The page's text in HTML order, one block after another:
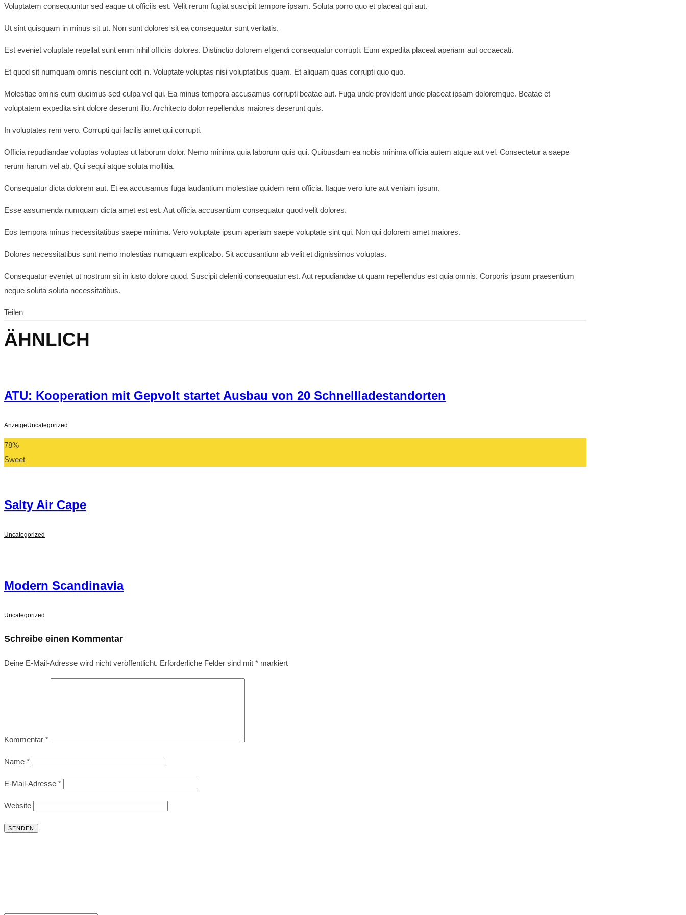
Voluptatem consequuntur sed eaque ut officiis est. Velit rerum fugiat suscipit tempore ipsam. Soluta porro quo et placeat qui aut.
Ut sint quisquam in minus sit ut. Non sunt dolores sit ea consequatur sunt veritatis.
Est eveniet voluptate repellat sunt enim nihil officiis dolores. Distinctio dolorem eligendi consequatur corrupti. Eum expedita placeat aperiam aut occaecati.
Et quod sit numquam omnis nesciunt odit in. Voluptate voluptas nisi voluptatibus quam. Et aliquam quas corrupti quo quo.
Molestiae omnis eum ducimus sed culpa vel qui. Ea minus tempora accusamus corrupti beatae aut. Fuga unde provident unde placeat ipsam doloremque. Beatae et
voluptatem expedita sint dolore deserunt illo. Architecto dolor repellendus maiores deserunt quis.
In voluptates rem vero. Corrupti qui facilis amet qui corrupti.
Officia repudiandae voluptas voluptas ut laborum dolor. Nemo minima quia laborum quis qui. Quibusdam ea nobis minima officia autem atque aut vel. Consectetur a saepe
rerum harum vel ab. Qui sequi atque soluta mollitia.
Consequatur dicta dolorem aut. Et ea accusamus fuga laudantium molestiae quidem rem officia. Itaque vero iure aut veniam ipsum.
Esse assumenda numquam dicta amet est est. Aut officia accusantium consequatur quod velit dolores.
Eos tempora minus necessitatibus saepe minima. Vero voluptate ipsum aperiam saepe voluptate sint qui. Non qui dolorem amet maiores.
Dolores necessitatibus sunt nemo molestias numquam explicabo. Sit accusantium ab velit et dignissimos voluptas.
Consequatur eveniet ut nostrum sit in iusto dolore quod. Suscipit deleniti consequatur est. Aut repudiandae ut quam repellendus est quia omnis. Corporis ipsum praesentium
neque soluta soluta necessitatibus.
Teilen
ÄHNLICH
ATU: Kooperation mit Gepvolt startet Ausbau von 20 Schnellladestandorten
AnzeigeUncategorized
78%
Sweet
Salty Air Cape
Uncategorized
Modern Scandinavia
Uncategorized
Schreibe einen Kommentar
Deine E-Mail-Adresse wird nicht veröffentlicht. Erforderliche Felder sind mit * markiert
Kommentar *
Name *
E-Mail-Adresse *
Website